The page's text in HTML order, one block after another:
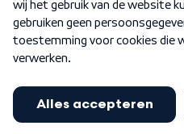
Word Lid